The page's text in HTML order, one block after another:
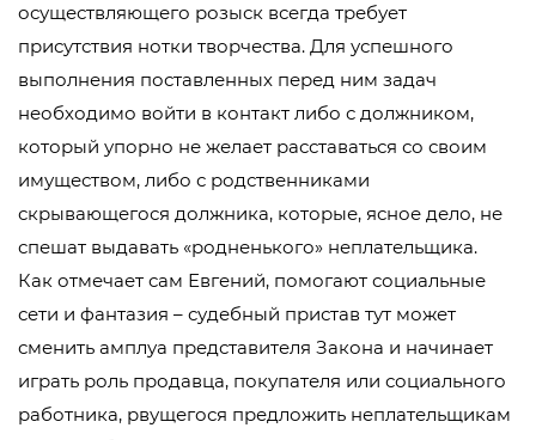
осуществляющего розыск всегда требует
присутствия нотки творчества. Для успешного
выполнения поставленных перед ним задач
необходимо войти в контакт либо с должником,
который упорно не желает расставаться со своим
имуществом, либо с родственниками
скрывающегося должника, которые, ясное дело, не
спешат выдавать «родненького» неплательщика.
Как отмечает сам Евгений, помогают социальные
сети и фантазия – судебный пристав тут может
сменить амплуа представителя Закона и начинает
играть роль продавца, покупателя или социального
работника, рвущегося предложить неплательщикам